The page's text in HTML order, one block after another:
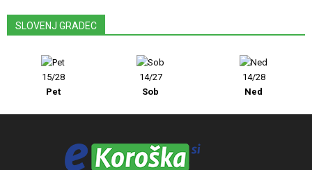
SLOVENJ GRADEC
15/28
Pet
14/27
Sob
14/28
Ned